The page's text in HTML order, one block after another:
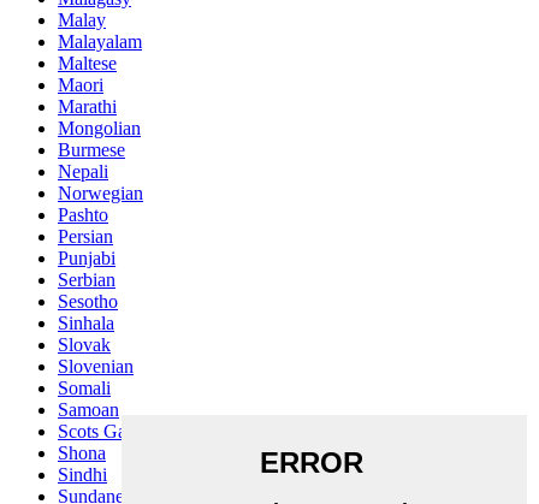
Malay
Malayalam
Maltese
Maori
Marathi
Mongolian
Burmese
Nepali
Norwegian
Pashto
Persian
Punjabi
Serbian
Sesotho
Sinhala
Slovak
Slovenian
Somali
Samoan
Scots Gaelic
Shona
Sindhi
Sundanese